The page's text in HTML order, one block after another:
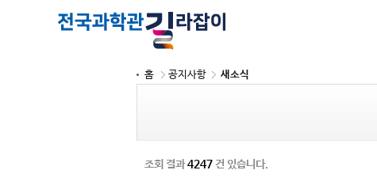
홈 공지사항 새소식
조회 결과4247 건 있습니다.